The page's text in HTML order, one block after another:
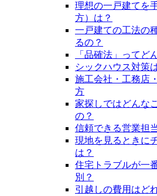
理想の一戸建てを
方）は？
一戸建ての工法の
るの？
「品確法」ってど
シックハウス対策
施工会社・工務店
方
家探しではどんな
の？
信頼できる営業担
現地を見るときに
は？
住宅トラブルが一
別？
引越しの費用はど